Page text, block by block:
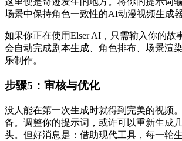
场景中保持角色一致性的AI动漫视频生成器
如果你正在使用Elser AI，只需输入你的故
会自动完成剧本生成、角色排布、场景渲
乐制作。
步骤5：审核与优化
没人能在第一次生成时就得到完美的视频
备。调整你的提示词，或许可以重新生成
头。但好消息是：借助现代工具，每一轮